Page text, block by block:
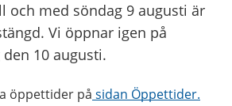
och med söndag 9 augusti är
Vi öppnar igen på
10 augusti.
öppettider på sidan Öppettider.